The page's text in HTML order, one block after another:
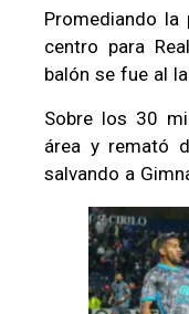
Promediando la
centro para
balón se fue al
Sobre los 30
área y remató
salvando a